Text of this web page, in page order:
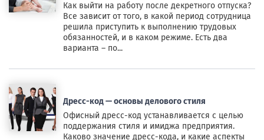
Как выйти на работу после декретного отпуска?
Все зависит от того, в какой период сотрудница
решила приступить к выполнению трудовых
обязанностей, и в каком режиме. Есть два
варианта – по...
Дресс-код — основы делового стиля
Офисный дресс-код устанавливается с целью
поддержания стиля и имиджа предприятия.
Каково значение дресс-кода, и какие аспекты